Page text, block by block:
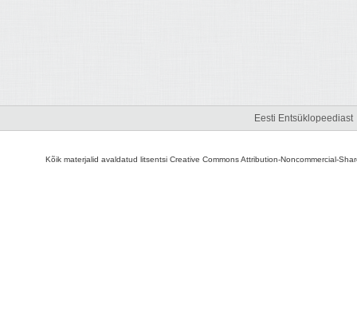
Eesti Entsüklopeediast
Kõik materjalid avaldatud litsentsi Creative Commons Attribution-Noncommercial-